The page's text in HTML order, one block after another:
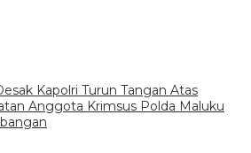
Kapolri Turun Tangan Atas
Anggota Krimsus Polda Maluku